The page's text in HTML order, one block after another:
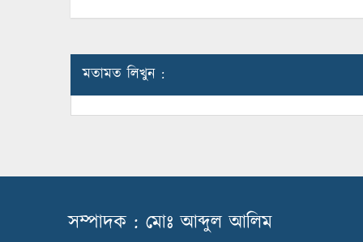
মতামত লিখুন :
সম্পাদক : মোঃ আব্দুল আলিম